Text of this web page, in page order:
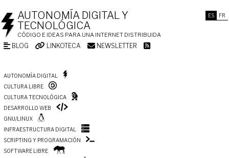
ES FR
AUTONOMÍA DIGITAL Y
TECNOLÓGICA
CÓDIGO E IDEAS PARA UNA INTERNET DISTRIBUIDA
BLOG LINKOTECA NEWSLETTER
AUTONOMÍA DIGITAL
CULTURA LIBRE
CULTURA TECNOLÓGICA
DESARROLLO WEB
GNU/LINUX
INFRAESTRUCTURA DIGITAL
SCRIPTING Y PROGRAMACIÓN
SOFTWARE LIBRE